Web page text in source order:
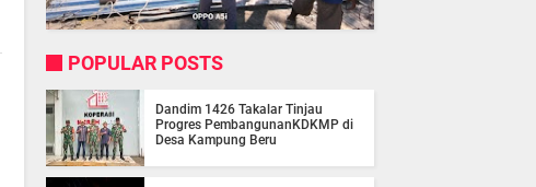
POPULAR POSTS
Dandim 1426 Takalar Tinjau
Progres PembangunanKDKMP di
Desa Kampung Beru